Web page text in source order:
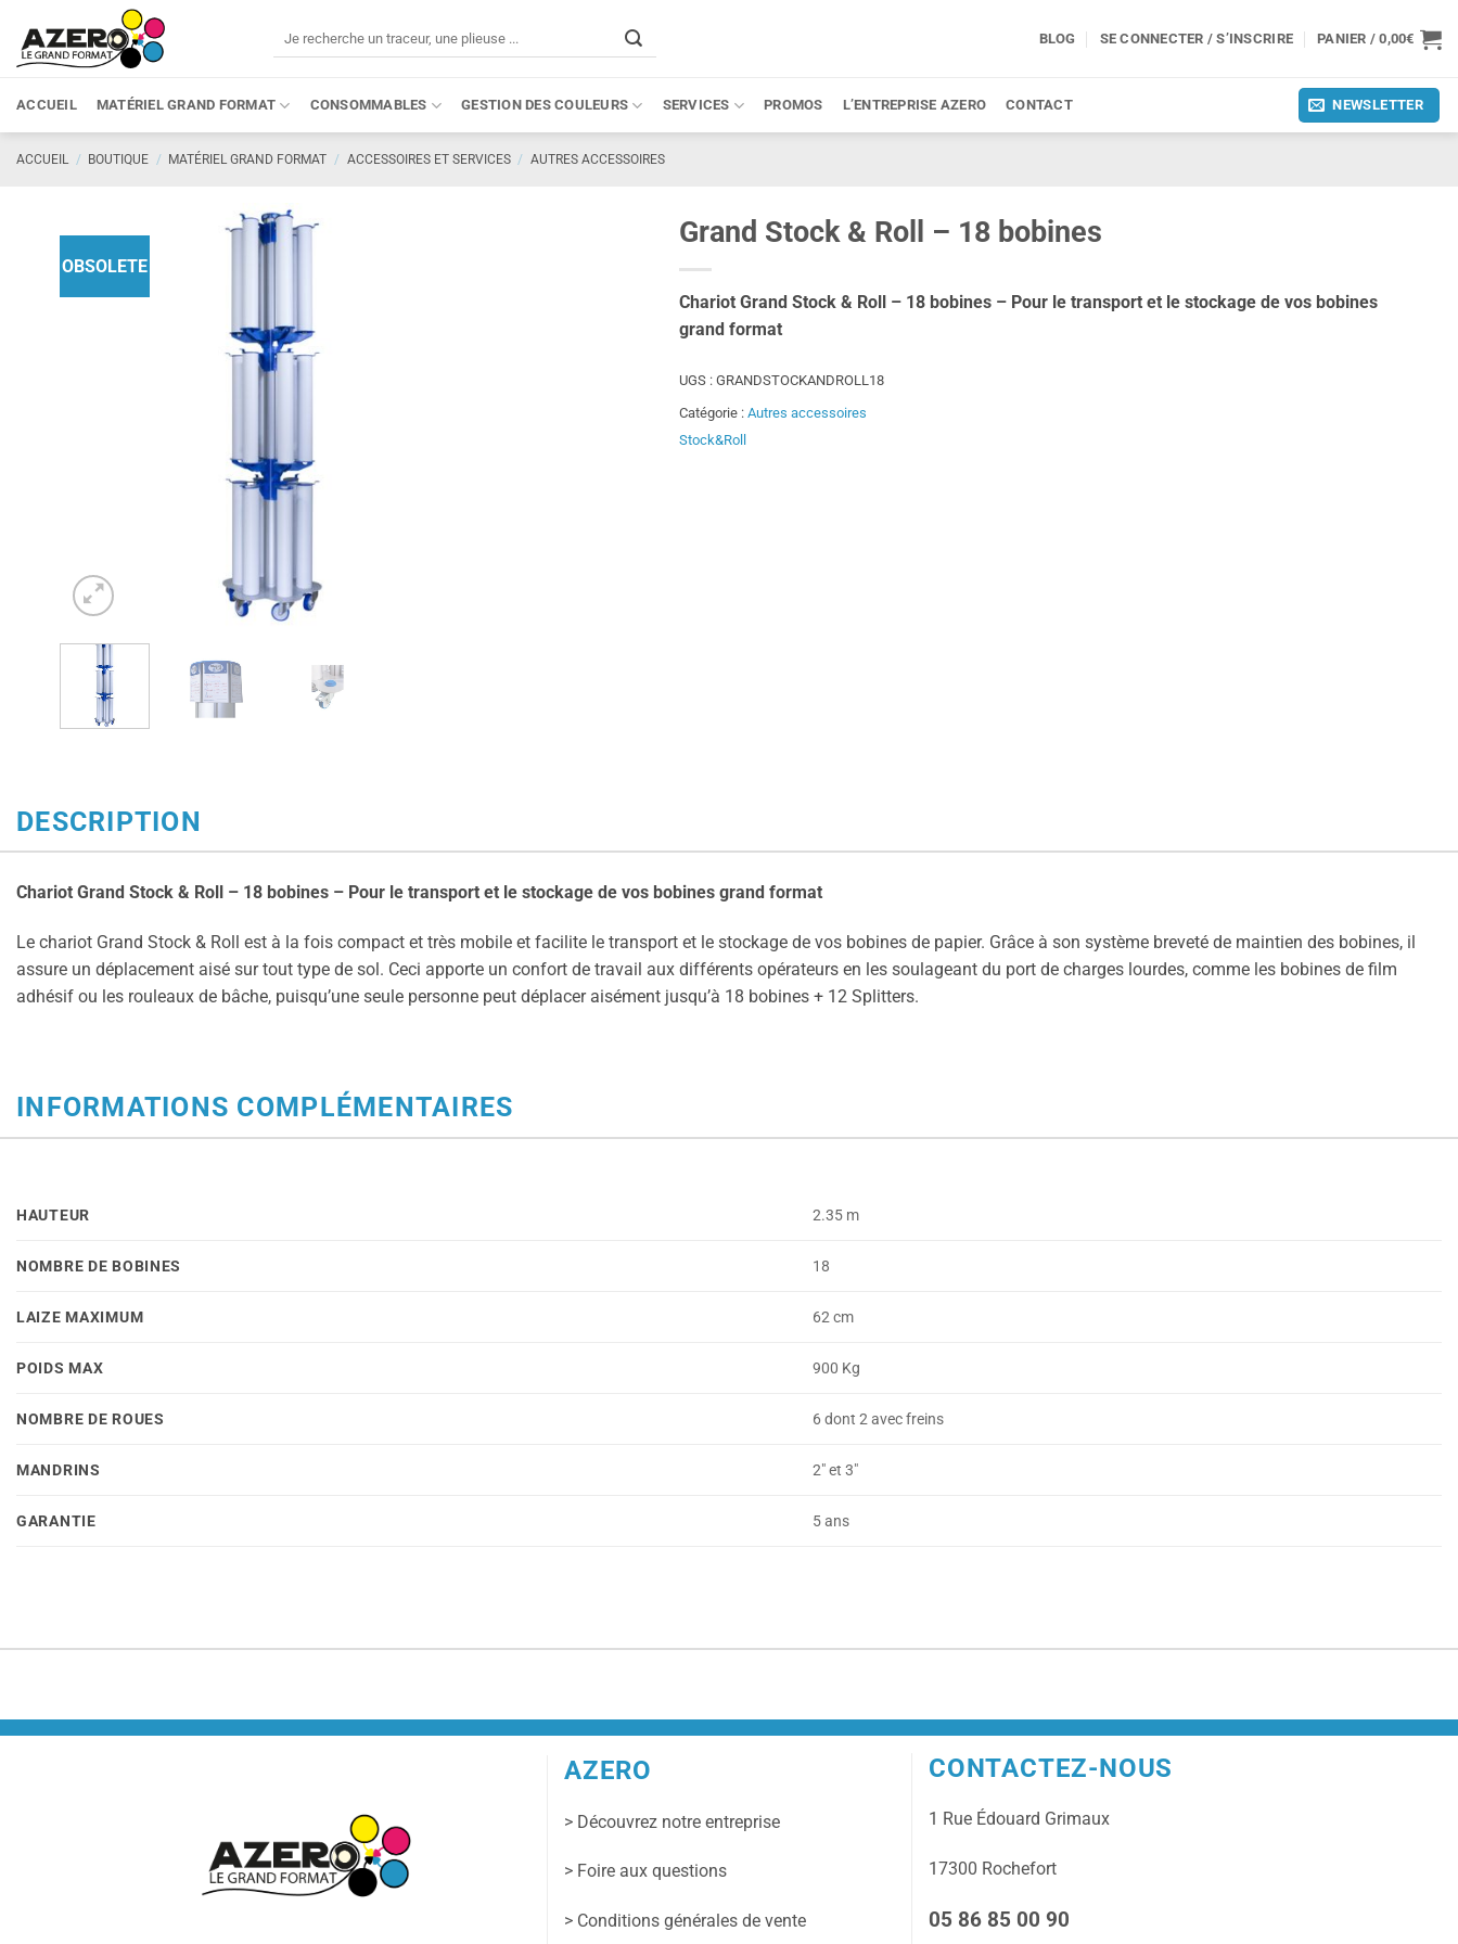
contenu
BLOG SE CONNECTER / S’INSCRIRE PANIER /0,00€
ACCUEIL MATÉRIEL GRAND FORMAT CONSOMMABLES GESTION DES COULEURS SERVICES PROMOS L’ENTREPRISE AZERO CONTACT NEWSLETTER
ACCUEIL / BOUTIQUE / MATÉRIEL GRAND FORMAT / ACCESSOIRES ET SERVICES / AUTRES ACCESSOIRES
OBSOLETE
Grand Stock & Roll – 18 bobines
Chariot Grand Stock & Roll – 18 bobines – Pour le transport et le stockage de vos bobines
grand format
UGS :GRANDSTOCKANDROLL18
Catégorie :Autres accessoires
Stock&Roll
DESCRIPTION
Chariot Grand Stock & Roll – 18 bobines – Pour le transport et le stockage de vos bobines grand format
Le chariot Grand Stock & Roll est à la fois compact et très mobile et facilite le transport et le stockage de vos bobines de papier. Grâce à son système breveté de maintien des bobines, il
assure un déplacement aisé sur tout type de sol. Ceci apporte un confort de travail aux différents opérateurs en les soulageant du port de charges lourdes, comme les bobines de film
adhésif ou les rouleaux de bâche, puisqu’une seule personne peut déplacer aisément jusqu’à 18 bobines + 12 Splitters.
INFORMATIONS COMPLÉMENTAIRES
HAUTEUR 2.35 m
NOMBRE DE BOBINES 18
LAIZE MAXIMUM 62 cm
POIDS MAX 900 Kg
NOMBRE DE ROUES 6 dont 2 avec freins
MANDRINS 2" et 3"
GARANTIE 5 ans
AZERO
> Découvrez notre entreprise
> Foire aux questions
> Conditions générales de vente
CONTACTEZ-NOUS
1 Rue Édouard Grimaux
17300 Rochefort
05 86 85 00 90